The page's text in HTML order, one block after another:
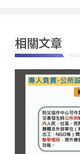
相關文章